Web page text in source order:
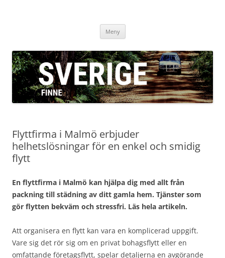
Meny Hoppa
innehåll
Flyttfirma i Malmö erbjuder
helhetslösningar för en enkel och smidig
flytt
En flyttfirma i Malmö kan hjälpa dig med allt från
packning till städning av ditt gamla hem. Tjänster som
gör flytten bekväm och stressfri. Läs hela artikeln.
Att organisera en flytt kan vara en komplicerad uppgift.
Vare sig det rör sig om en privat bohagsflytt eller en
omfattande företagsflytt, spelar detaljerna en avgörande